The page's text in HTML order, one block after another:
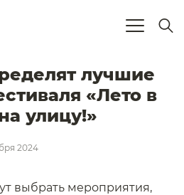
лучшие
«Лето в
улицу!»
2024
выбрать мероприятия,